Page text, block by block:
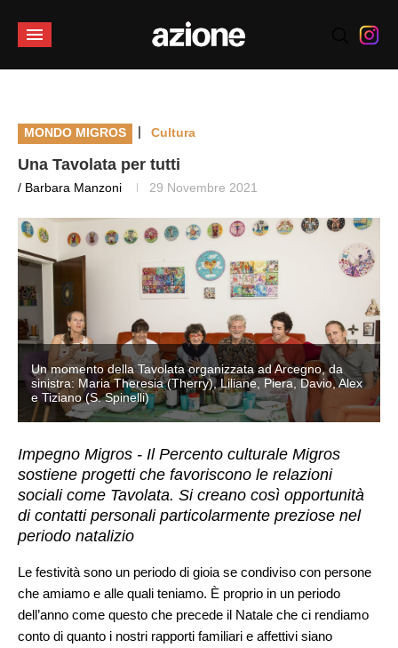
MONDO MIGROS | Cultura
Una Tavolata per tutti
/ Barbara Manzoni 29 Novembre 2021
Un momento della Tavolata organizzata ad Arcegno, da
sinistra: Maria Theresia (Therry), Liliane, Piera, Davio, Alex
e Tiziano (S. Spinelli)
Impegno Migros - Il Percento culturale Migros
sostiene progetti che favoriscono le relazioni
sociali come Tavolata. Si creano così opportunità
di contatti personali particolarmente preziose nel
periodo natalizio
Le festività sono un periodo di gioia se condiviso con persone
che amiamo e alle quali teniamo. È proprio in un periodo
dell’anno come questo che precede il Natale che ci rendiamo
conto di quanto i nostri rapporti familiari e affettivi siano